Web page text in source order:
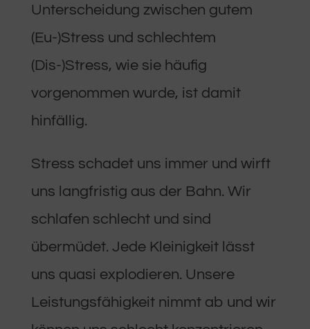
Unterscheidung zwischen gutem
(Eu-)Stress und schlechtem
(Dis-)Stress, wie sie häufig
vorgenommen wurde, ist damit
hinfällig.
Stress schadet uns immer und wirft
uns langfristig aus der Bahn. Wir
schlafen schlecht und sind
übermüdet. Jede Kleinigkeit lässt
uns quasi explodieren. Unsere
Leistungsfähigkeit nimmt ab und wir